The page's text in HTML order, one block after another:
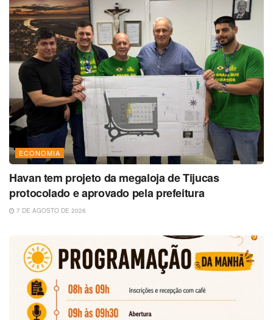
ECONOMIA
Havan tem projeto da megaloja de Tijucas
protocolado e aprovado pela prefeitura
7 DE AGOSTO DE 2026